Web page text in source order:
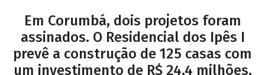
Em Corumbá, dois projetos foram
assinados. O Residencial dos Ipês I
prevê a construção de 125 casas com
um investimento de R$ 24,4 milhões,